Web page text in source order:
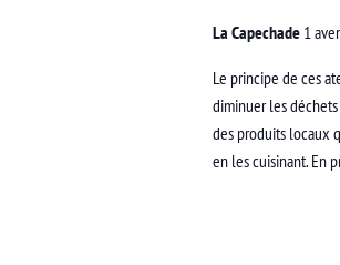
La Capechade 1
Le principe de ces
diminuer les
des produits locaux
en les cuisinant. En